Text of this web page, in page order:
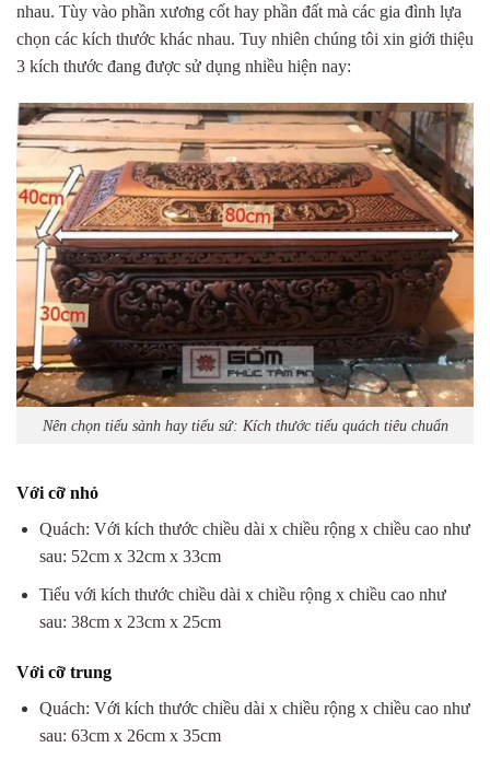
nhau. Tùy vào phần xương cốt hay phần đất mà các gia đình lựa
chọn các kích thước khác nhau. Tuy nhiên chúng tôi xin giới thiệu
3 kích thước đang được sử dụng nhiều hiện nay:
Nên chọn tiểu sành hay tiểu sứ: Kích thước tiểu quách tiêu chuẩn
Với cỡ nhỏ
Quách: Với kích thước chiều dài x chiều rộng x chiều cao như
sau: 52cm x 32cm x 33cm
Tiểu với kích thước chiều dài x chiều rộng x chiều cao như
sau: 38cm x 23cm x 25cm
Với cỡ trung
Quách: Với kích thước chiều dài x chiều rộng x chiều cao như
sau: 63cm x 26cm x 35cm